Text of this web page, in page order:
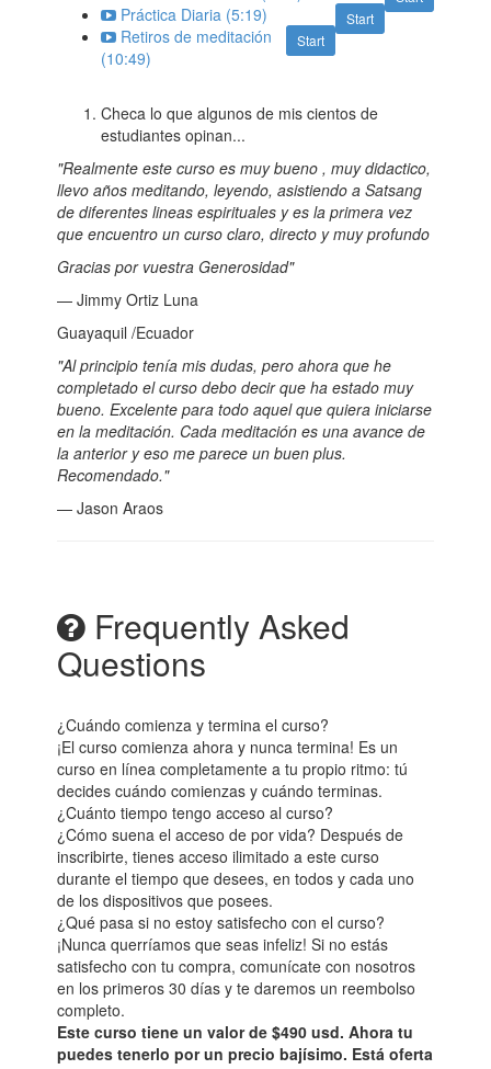
Start
Práctica Diaria (5:19)
Start
Retiros de meditación
(10:49)
Checa lo que algunos de mis cientos de
estudiantes opinan...
"Realmente este curso es muy bueno , muy didactico,
llevo años meditando, leyendo, asistiendo a Satsang
de diferentes lineas espirituales y es la primera vez
que encuentro un curso claro, directo y muy profundo
Gracias por vuestra Generosidad"
— Jimmy Ortiz Luna
Guayaquil /Ecuador
"Al principio tenía mis dudas, pero ahora que he
completado el curso debo decir que ha estado muy
bueno. Excelente para todo aquel que quiera iniciarse
en la meditación. Cada meditación es una avance de
la anterior y eso me parece un buen plus.
Recomendado."
— Jason Araos
Frequently Asked
Questions
¿Cuándo comienza y termina el curso?
¡El curso comienza ahora y nunca termina! Es un
curso en línea completamente a tu propio ritmo: tú
decides cuándo comienzas y cuándo terminas.
¿Cuánto tiempo tengo acceso al curso?
¿Cómo suena el acceso de por vida? Después de
inscribirte, tienes acceso ilimitado a este curso
durante el tiempo que desees, en todos y cada uno
de los dispositivos que posees.
¿Qué pasa si no estoy satisfecho con el curso?
¡Nunca querríamos que seas infeliz! Si no estás
satisfecho con tu compra, comunícate con nosotros
en los primeros 30 días y te daremos un reembolso
completo.
Este curso tiene un valor de $490 usd. Ahora tu
puedes tenerlo por un precio bajísimo. Está oferta